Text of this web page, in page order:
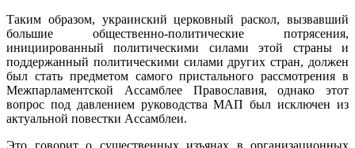
Таким образом, украинский церковный раскол, вызвавший
большие общественно-политические потрясения,
инициированный политическими силами этой страны и
поддержанный политическими силами других стран, должен
был стать предметом самого пристального рассмотрения в
Межпарламентской Ассамблее Православия, однако этот
вопрос под давлением руководства МАП был исключен из
актуальной повестки Ассамблеи.
Это говорит о существенных изъянах в организационных